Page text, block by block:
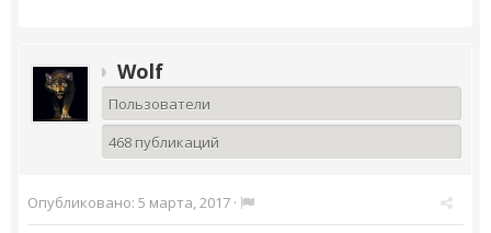
Wolf
Пользователи
468 публикаций
Опубликовано: 5 марта, 2017 ·